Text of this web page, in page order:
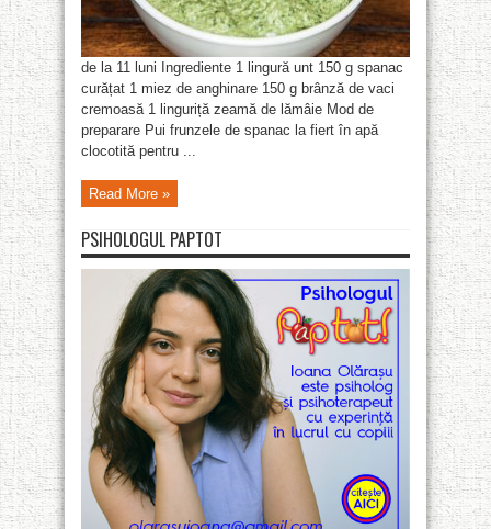
de la 11 luni Ingrediente 1 lingură unt 150 g spanac
curățat 1 miez de anghinare 150 g brânză de vaci
cremoasă 1 linguriță zeamă de lămâie Mod de
preparare Pui frunzele de spanac la fiert în apă
clocotită pentru ...
Read More »
PSIHOLOGUL PAPTOT